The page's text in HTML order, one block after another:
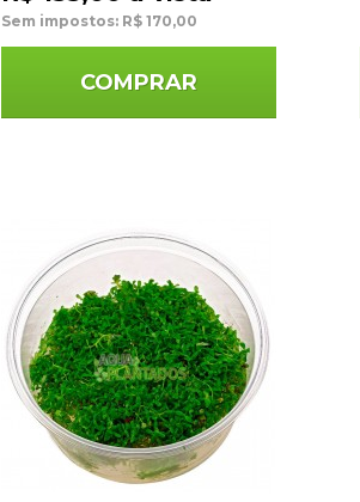
Sem impostos: R$ 170,00
COMPRAR